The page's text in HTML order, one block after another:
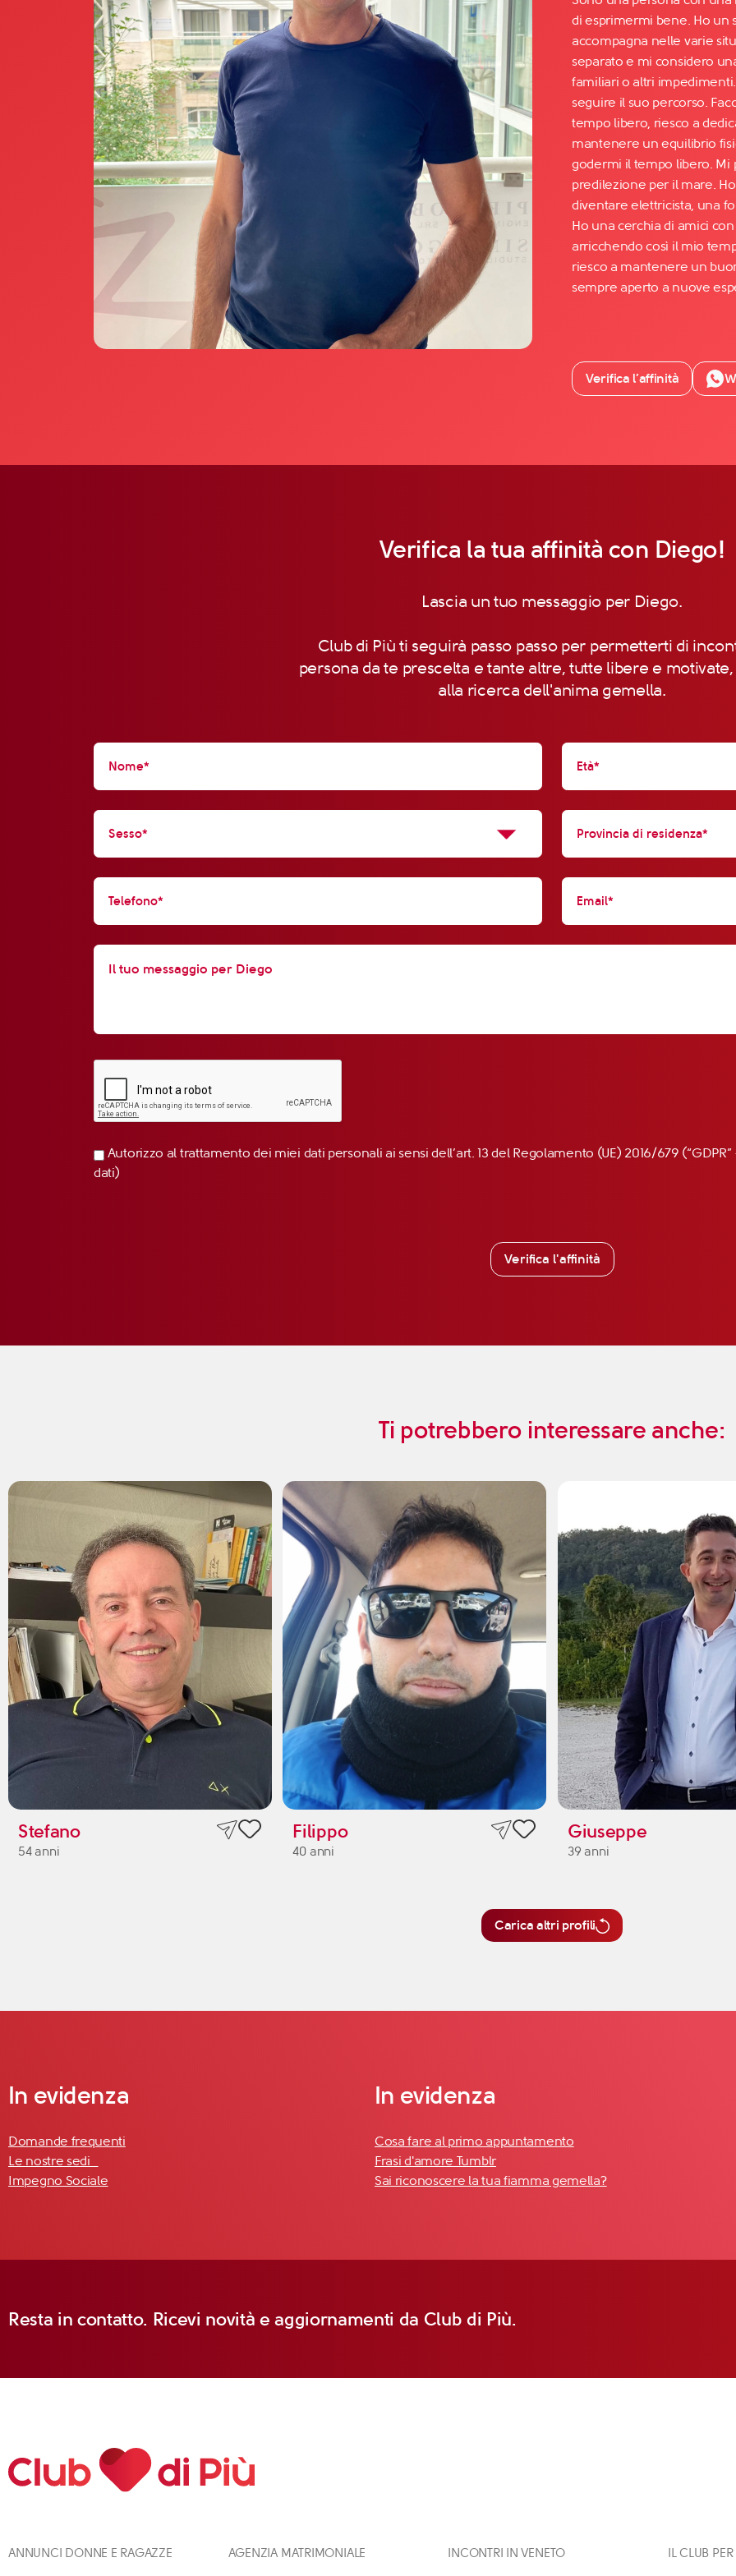
Facebook
YouTube
Instagram
TikTok
di esprimermi bene. Ho un
accompagna nelle varie
separato e mi considero
familiari o altri
seguire il suo percorso.
tempo libero, riesco a
mantenere un equilibrio
godermi il tempo libero. Mi
predilezione per il mare.
diventare elettricista, una
Ho una cerchia di amici
arricchendo così il mio
riesco a mantenere un
sempre aperto a nuove
Verifica l’affinità
Verifica la tua affinità con Diego!
Lascia un tuo messaggio per Diego.
Club di Più ti seguirà passo passo per permetterti di
persona da te prescelta e tante altre, tutte libere e
alla ricerca dell'anima gemella.
Autorizzo al trattamento dei miei dati personali ai sensi dell’art. 13 del Regolamento (UE) 2016/679
dati)
Verifica l'affinità
Ti potrebbero interessare anche:
Stefano
54 anni
Filippo
40 anni
Giuseppe
39 anni
Carica altri profili
In evidenza
Domande frequenti
Le nostre sedi
Impegno Sociale
In evidenza
Cosa fare al primo appuntamento
Frasi d'amore Tumblr
Sai riconoscere la tua fiamma gemella?
Resta in contatto. Ricevi novità e aggiornamenti da Club di Più.
ANNUNCI DONNE E RAGAZZE
AGENZIA MATRIMONIALE
INCONTRI IN VENETO
IL CLUB